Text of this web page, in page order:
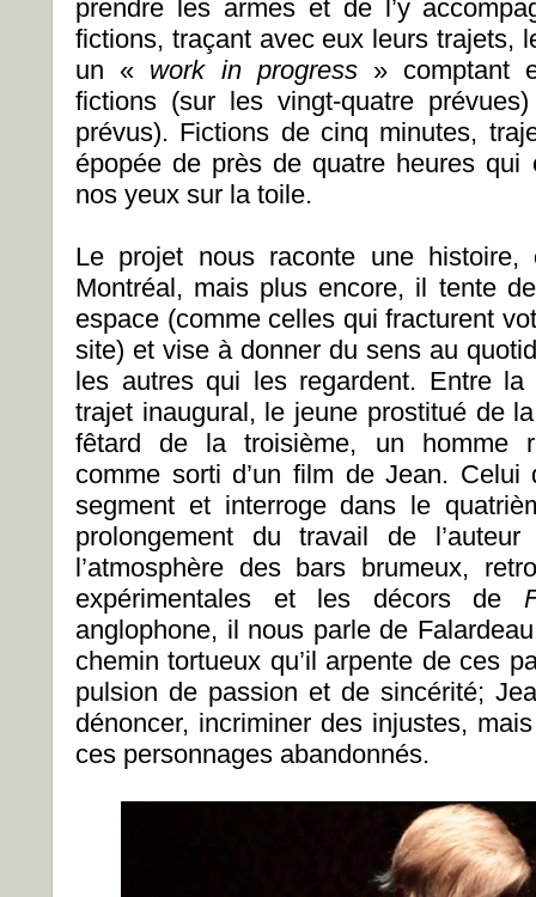
prendre les armes et de l’y
fictions, traçant avec eux leurs trajets,
un « work in progress » comptant
fictions (sur les vingt-quatre
prévus). Fictions de cinq minutes,
épopée de près de quatre heures
nos yeux sur la toile.
Le projet nous raconte une histoire,
Montréal, mais plus encore, il tente
espace (comme celles qui fracturent
site) et vise à donner du sens au
les autres qui les regardent. Entre
trajet inaugural, le jeune prostitué de
fêtard de la troisième, un homme
comme sorti d’un film de Jean.
segment et interroge dans le
prolongement du travail de
l’atmosphère des bars brumeux,
expérimentales et les décors de
anglophone, il nous parle de
chemin tortueux qu’il arpente de ces
pulsion de passion et de sincérité;
dénoncer, incriminer des injustes,
ces personnages abandonnés.